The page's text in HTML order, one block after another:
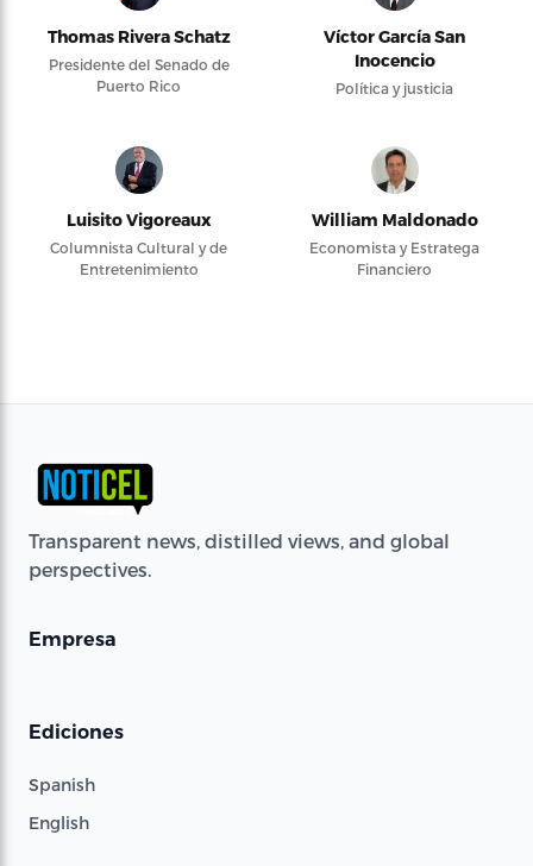
Thomas Rivera Schatz
Presidente del Senado de
Puerto Rico
Víctor García San
Inocencio
Política y justicia
Luisito Vigoreaux
Columnista Cultural y de
Entretenimiento
William Maldonado
Economista y Estratega
Financiero
Transparent news, distilled views, and global
perspectives.
Empresa
Ediciones
Spanish
English